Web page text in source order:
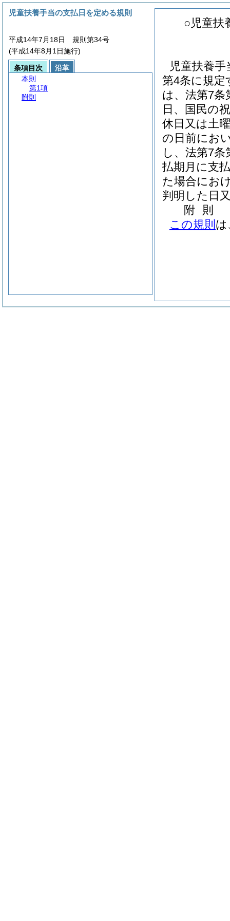
○児童扶
児童扶養手
第4条に規定
は、法第7条
日、国民の
休日又は土
の日前にお
し、法第7
払期月に支
た場合にお
判明した日
附 則
この規則 は
児童扶養手当の支払日を定める規則
平成14年7月18日 規則第34号
(平成14年8月1日施行)
条項目次
沿革
本則
第1項
附則